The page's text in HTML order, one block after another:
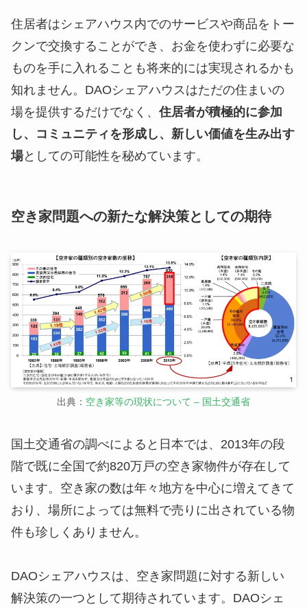
住居者はシェアハウス内でのサービスや商品をトー
クンで交換することができ、お金を使わずに必要な
ものを手に入れることも将来的には実現されるかも
知れません。DAOシェアハウスはただの住まいの
場を提供するだけでなく、 住居者が積極的に参加
し、コミュニティを形成し、新しい価値を生み出す
場としての可能性を秘めています。
空き家問題への新たな解決策としての期待
出典： 空き家等の現状について – 国土交通省
国土交通省の調べによると日本では、2013年の段
階で既に全国で約820万戸の空き家物件が存在して
います。空き家の数は年々地方を中心に増えてきて
おり、場所によっては無料で売りに出されている物
件も珍しくありません。
DAOシェアハウスは、空き家問題に対する新しい
解決策の一つとして期待されています。DAOシェ